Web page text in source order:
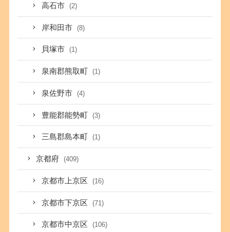
高石市 (2)
岸和田市 (8)
貝塚市 (1)
泉南郡熊取町 (1)
泉佐野市 (4)
豊能郡能勢町 (3)
三島郡島本町 (1)
京都府 (409)
京都市上京区 (16)
京都市下京区 (71)
京都市中京区 (106)